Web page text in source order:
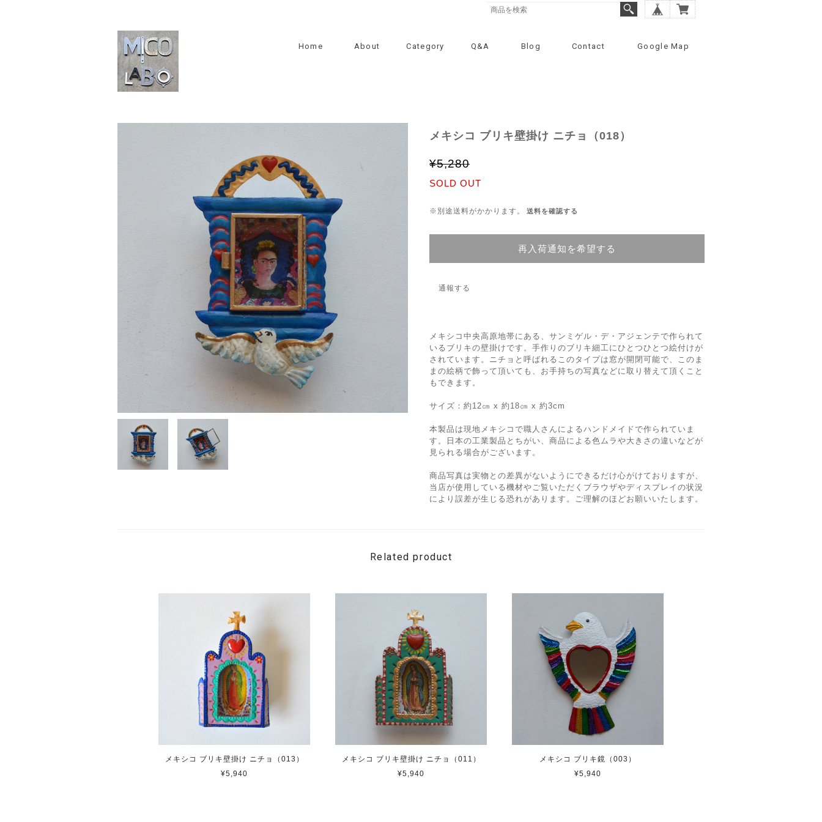
Home About Category Q&A Blog Contact Google Map
メキシコ ブリキ壁掛け ニチョ（018）
¥5,280
SOLD OUT
※別途送料がかかります。 送料を確認する
再入荷通知を希望する
通報する
メキシコ中央高原地帯にある、サンミゲル・デ・アジェンテで作られて
いるブリキの壁掛けです。手作りのブリキ細工にひとつひとつ絵付けが
されています。ニチョと呼ばれるこのタイプは窓が開閉可能で、このま
まの絵柄で飾って頂いても、お手持ちの写真などに取り替えて頂くこと
もできます。
サイズ：約12㎝ x 約18㎝ x 約3cm
本製品は現地メキシコで職人さんによるハンドメイドで作られていま
す。日本の工業製品とちがい、商品による色ムラや大きさの違いなどが
見られる場合がございます。
商品写真は実物との差異がないようにできるだけ心がけておりますが、
当店が使用している機材やご覧いただくブラウザやディスプレイの状況
により誤差が生じる恐れがあります。ご理解のほどお願いいたします。
Related product
メキシコ ブリキ壁掛け ニチョ（013）
¥5,940
メキシコ ブリキ壁掛け ニチョ（011）
¥5,940
メキシコ ブリキ鏡（003）
¥5,940